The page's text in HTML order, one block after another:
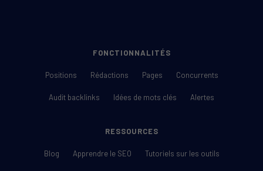
FONCTIONNALITÉS
Positions Rédactions Pages Concurrents
Audit backlinks Idées de mots clés Alertes
RESSOURCES
Blog Apprendre le SEO Tutoriels sur les outils